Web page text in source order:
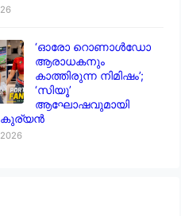
‘ഓരോ റൊണാൾഡോ
ആരാധകനും
കാത്തിരുന്ന നിമിഷം’;
‘സിയൂ’
ആഘോഷവുമായി